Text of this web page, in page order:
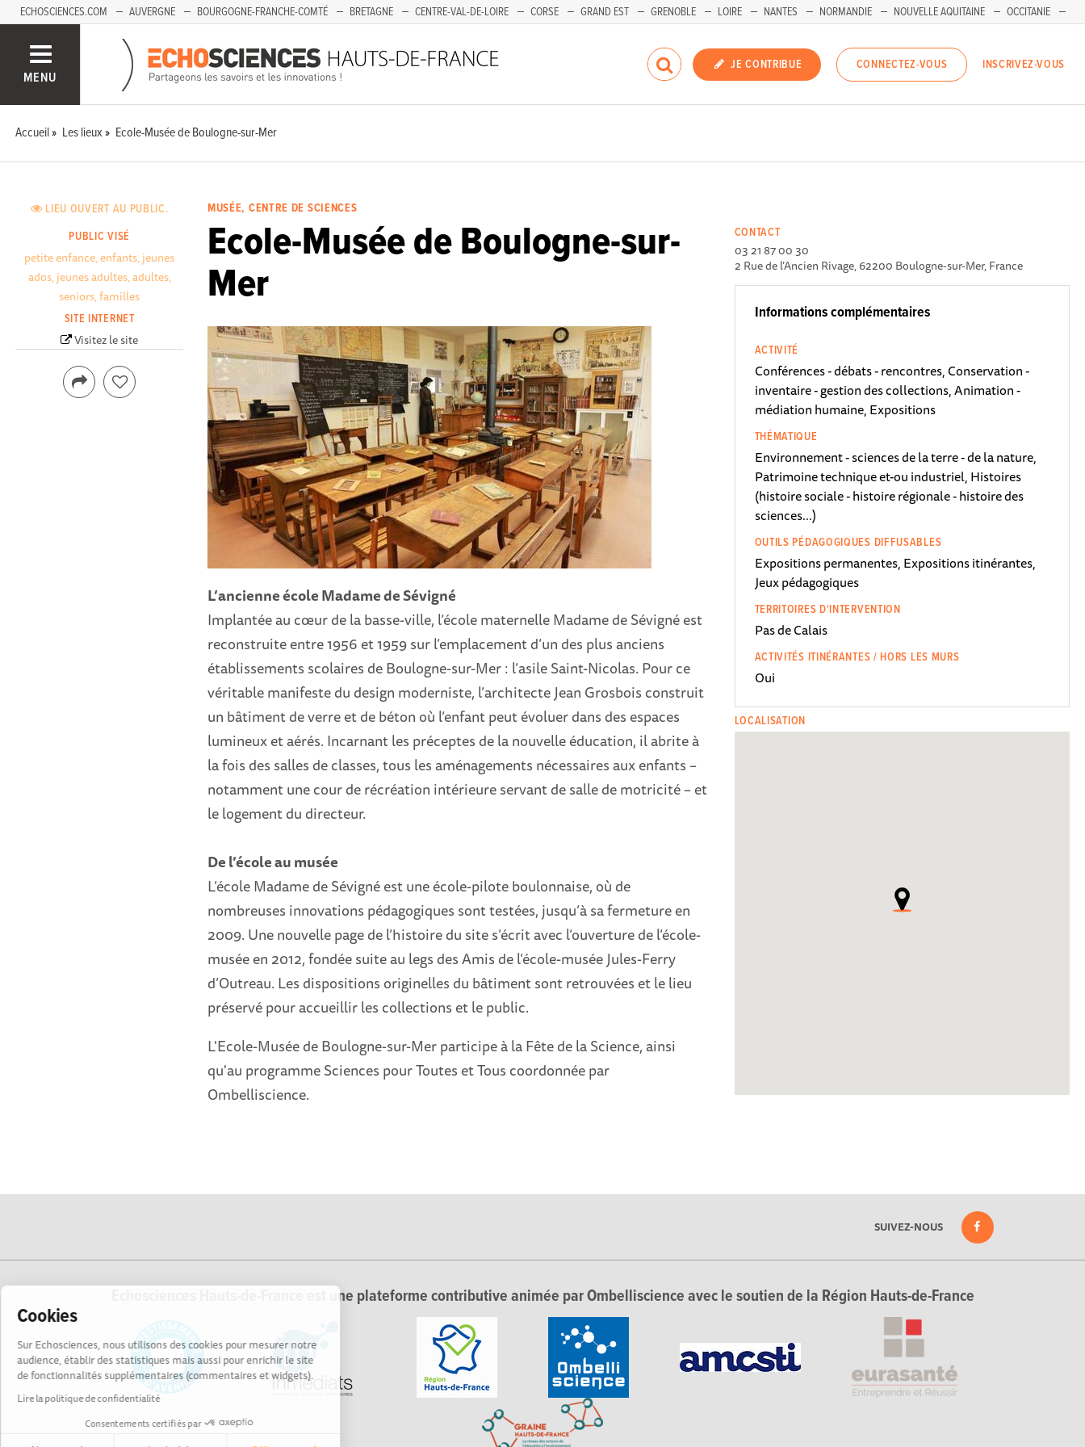
Cookies
Sur Echosciences, nous utilisons des cookies pour mesurer notre
audience, établir des statistiques mais aussi pour enrichir le site
de fonctionnalités supplémentaires (commentaires et widgets).
Lire la politique de confidentialité
Consentements certifiés par
ECHOSCIENCES.COM AUVERGNE BOURGOGNE-FRANCHE-COMTÉ BRETAGNE CENTRE-VAL-DE-LOIRE CORSE GRAND EST GRENOBLE LOIRE NANTES NORMANDIE NOUVELLE AQUITAINE
OCCITANIE
SAVOIE MONT-BLANC
MENU
JE CONTRIBUE CONNECTEZ-VOUS INSCRIVEZ-VOUS
Accueil Les lieux Ecole-Musée de Boulogne-sur-Mer
MUSÉE, CENTRE DE SCIENCES
Ecole-Musée de Boulogne-sur-
Mer
L’ancienne école Madame de Sévigné
Implantée au cœur de la basse-ville, l’école maternelle Madame de Sévigné est
reconstruite entre 1956 et 1959 sur l’emplacement d’un des plus anciens
établissements scolaires de Boulogne-sur-Mer : l’asile Saint-Nicolas. Pour ce
véritable manifeste du design moderniste, l’architecte Jean Grosbois construit
un bâtiment de verre et de béton où l’enfant peut évoluer dans des espaces
lumineux et aérés. Incarnant les préceptes de la nouvelle éducation, il abrite à
la fois des salles de classes, tous les aménagements nécessaires aux enfants –
notamment une cour de récréation intérieure servant de salle de motricité – et
le logement du directeur.
De l’école au musée
L’école Madame de Sévigné est une école-pilote boulonnaise, où de
nombreuses innovations pédagogiques sont testées, jusqu’à sa fermeture en
2009. Une nouvelle page de l’histoire du site s’écrit avec l’ouverture de l’école-
musée en 2012, fondée suite au legs des Amis de l’école-musée Jules-Ferry
d’Outreau. Les dispositions originelles du bâtiment sont retrouvées et le lieu
préservé pour accueillir les collections et le public.
L'Ecole-Musée de Boulogne-sur-Mer participe à la Fête de la Science, ainsi
qu'au programme Sciences pour Toutes et Tous coordonnée par
Ombelliscience.
CONTACT
03 21 87 00 30
2 Rue de l’Ancien Rivage, 62200 Boulogne-sur-Mer, France
Informations complémentaires
ACTIVITÉ
Conférences - débats - rencontres, Conservation -
inventaire - gestion des collections, Animation -
médiation humaine, Expositions
THÉMATIQUE
Environnement - sciences de la terre - de la nature,
Patrimoine technique et-ou industriel, Histoires
(histoire sociale - histoire régionale - histoire des
sciences...)
OUTILS PÉDAGOGIQUES DIFFUSABLES
Expositions permanentes, Expositions itinérantes,
Jeux pédagogiques
TERRITOIRES D'INTERVENTION
Pas de Calais
ACTIVITÉS ITINÉRANTES / HORS LES MURS
Oui
LOCALISATION
LIEU OUVERT AU PUBLIC.
PUBLIC VISÉ
petite enfance, enfants, jeunes
ados, jeunes adultes, adultes,
seniors, familles
SITE INTERNET
Visitez le site
SUIVEZ-NOUS
Echosciences Hauts-de-France est une plateforme contributive animée par Ombelliscience avec le soutien de la Région Hauts-de-France